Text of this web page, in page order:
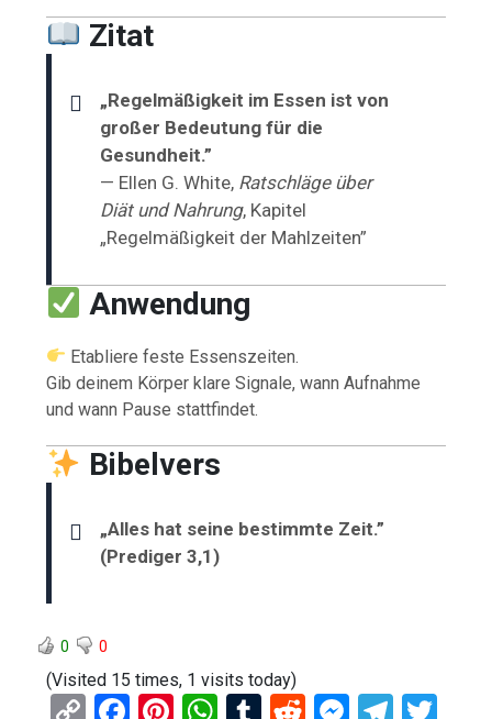
Zitat
„Regelmäßigkeit im Essen ist von
großer Bedeutung für die
Gesundheit.”
— Ellen G. White, Ratschläge über
Diät und Nahrung, Kapitel
„Regelmäßigkeit der Mahlzeiten”
Anwendung
Etabliere feste Essenszeiten.
Gib deinem Körper klare Signale, wann Aufnahme
und wann Pause stattfindet.
Bibelvers
„Alles hat seine bestimmte Zeit.”
(Prediger 3,1)
0 0
(Visited 15 times, 1 visits today)